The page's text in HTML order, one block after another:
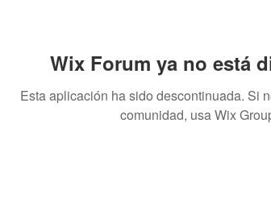
Wix Forum ya no está
Esta aplicación ha sido descontinuada. Si
comunidad, usa Wix